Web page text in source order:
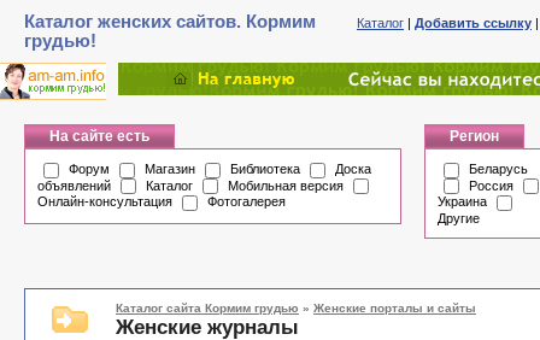
Каталог женских сайтов. Кормим
грудью!
Каталог | Добавить ссылку
На сайте есть
Форум Магазин Библиотека
Доска
объявлений
Каталог
Мобильная версия
Онлайн-консультация
Фотогалерея
Регион
Беларусь
Россия
Украина
Другие
Каталог сайта Кормим грудью » Женские порталы и сайты
Женские журналы